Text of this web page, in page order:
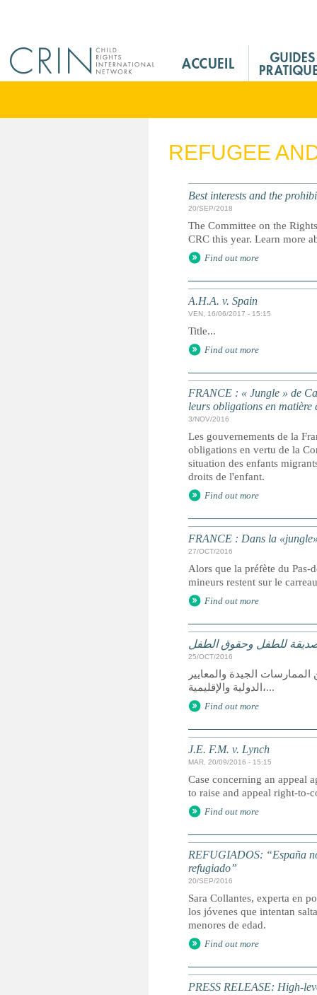
M
n
REFUGEE
Best interests and the
20/SEP/2018
The Committee on the
CRC this year. Learn more
Find out more
A.H.A. v. Spain
VEN, 16/06/2017 - 15:15
Title...
Find out more
FRANCE : « Jungle » de
leurs obligations en
3/NOV/2016
Les gouvernements de la
obligations en vertu de la
situation des enfants
droits de l'enfant.
Find out more
FRANCE : Dans la
27/OCT/2016
Alors que la préfète du Pas-
mineurs restent sur le
Find out more
للطفل وحقوق الطفل
25/OCT/2016
الجيدة والمعايير
الدولية والإقليمية،...
Find out more
J.E. F.M. v. Lynch
MAR, 20/09/2016 - 15:15
Case concerning an appeal
to raise and appeal right-to-
Find out more
REFUGIADOS: “España
refugiado”
20/SEP/2016
Sara Collantes, experta en
los jóvenes que intentan
menores de edad.
Find out more
PRESS RELEASE: High-